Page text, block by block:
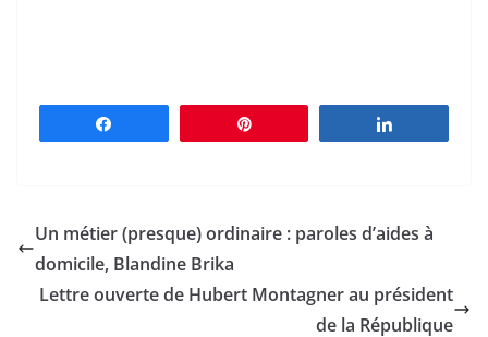
Un métier (presque) ordinaire : paroles d’aides à
domicile, Blandine Brika
Lettre ouverte de Hubert Montagner au président
de la République